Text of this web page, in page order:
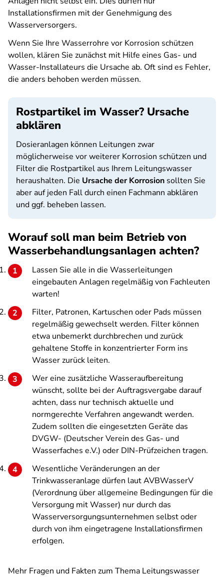
Installationsfirmen mit der Genehmigung des
Wasserversorgers.
Wenn Sie Ihre Wasserrohre vor Korrosion schützen
wollen, klären Sie zunächst mit Hilfe eines Gas- und
Wasser-Installateurs die Ursache ab. Oft sind es Fehler,
die anders behoben werden müssen.
Rostpartikel im Wasser? Ursache
abklären
Dosieranlagen können Leitungen zwar
möglicherweise vor weiterer Korrosion schützen und
Filter die Rostpartikel aus Ihrem Leitungswasser
heraushalten. Die Ursache der Korrosion sollten Sie
aber auf jeden Fall durch einen Fachmann abklären
und ggf. beheben lassen.
Worauf soll man beim Betrieb von
Wasserbehandlungsanlagen achten?
Lassen Sie alle in die Wasserleitungen
eingebauten Anlagen regelmäßig von Fachleuten
warten!
Filter, Patronen, Kartuschen oder Pads müssen
regelmäßig gewechselt werden. Filter können
etwa unbemerkt durchbrechen und zurück
gehaltene Stoffe in konzentrierter Form ins
Wasser zurück leiten.
Wer eine zusätzliche Wasseraufbereitung
wünscht, sollte bei der Auftragsvergabe darauf
achten, dass nur technisch aktuelle und
normgerechte Verfahren angewandt werden.
Zudem sollten die eingesetzten Geräte das
DVGW- (Deutscher Verein des Gas- und
Wasserfaches e.V.) oder DIN-Prüfzeichen tragen.
Wesentliche Veränderungen an der
Trinkwasseranlage dürfen laut AVBWasserV
(Verordnung über allgemeine Bedingungen für die
Versorgung mit Wasser) nur durch das
Wasserversorgungsunternehmen selbst oder
durch von ihm eingetragene Installationsfirmen
erfolgen.
Mehr Fragen und Fakten zum Thema Leitungswasser